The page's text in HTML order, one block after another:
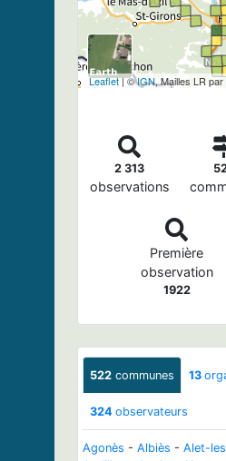
Leaflet| ©IGN, Mailles LR
2 313
observations
Première
observation
1922
522 communes 13
324 observateurs
Agonès - Albiès - Alet-